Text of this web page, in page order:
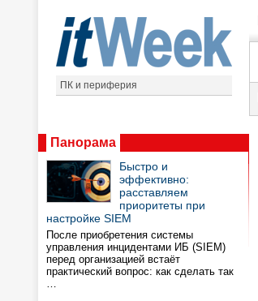
ПК и периферия
Панорама
Быстро и
эффективно:
расставляем
приоритеты при
настройке SIEM
После приобретения системы
управления инцидентами ИБ (SIEM)
перед организацией встаёт
практический вопрос: как сделать так
…